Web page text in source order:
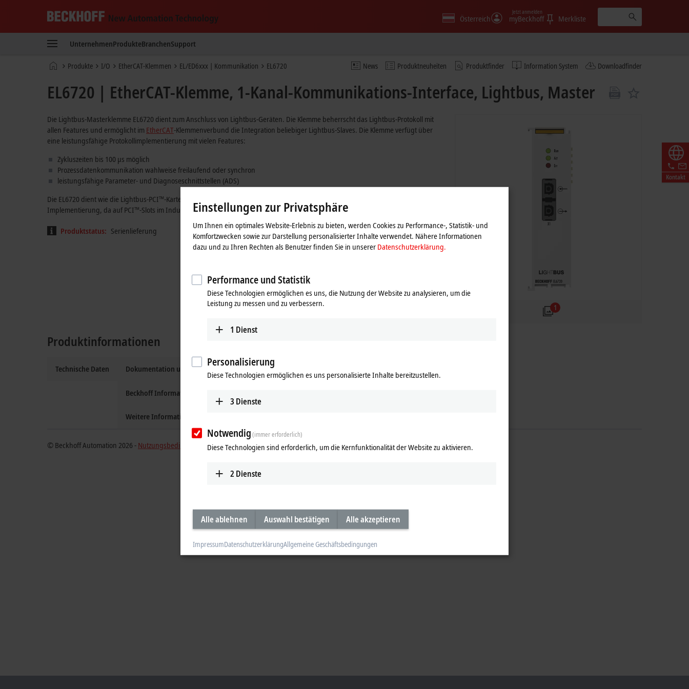
New
Technology
Österreich myBeckhoff
Jetzt anmelden
Merkliste
UnternehmenProdukteBranchenSupport
News Produktneuheiten Produktfinder Information System Downloadfinder
StartseiteProdukte I/O EtherCAT-Klemmen EL/ED6xxx | Kommunikation EL6720
Kontakt
EL6720 | EtherCAT-Klemme, 1-Kanal-Kommunikations-Interface, Lightbus, Master
1
Die Lightbus-Masterklemme EL6720 dient zum Anschluss von Lightbus-Geräten. Die Klemme beherrscht das Lightbus-Protokoll mit
allen Features und ermöglicht im EtherCAT-Klemmenverbund die Integration beliebiger Lightbus-Slaves. Die Klemme verfügt über
eine leistungsfähige Protokollimplementierung mit vielen Features:
Zykluszeiten bis 100 µs möglich
Prozessdatenkommunikation wahlweise freilaufend oder synchron
leistungsfähige Parameter- und Diagnoseschnittstellen (ADS)
Die EL6720 dient wie die Lightbus-PCI™-Karte FC2001 zum Anschluss an Lightbus-Netzwerke, ermöglicht aber eine platzsparende
Implementierung, da auf PCI™-Slots im Industrie-PC verzichtet werden kann.
Produktstatus: Serienlieferung
Produktinformationen
Technische Daten Dokumentation und Downloads
Beckhoff Information System
Weitere Informationen
© Beckhoff Automation 2026 - Nutzungsbedingungen
Einstellungen zur Privatsphäre
Um Ihnen ein optimales Website-Erlebnis zu bieten, werden Cookies zu Performance-, Statistik- und
Komfortzwecken sowie zur Darstellung personalisierter Inhalte verwendet. Nähere Informationen
dazu und zu Ihren Rechten als Benutzer finden Sie in unserer Datenschutzerklärung.
Performance und Statistik
Diese Technologien ermöglichen es uns, die Nutzung der Website zu analysieren, um die
Leistung zu messen und zu verbessern.
1 Dienst
Personalisierung
Diese Technologien ermöglichen es uns personalisierte Inhalte bereitzustellen.
3 Dienste
Notwendig(immer erforderlich)
Diese Technologien sind erforderlich, um die Kernfunktionalität der Website zu aktivieren.
2 Dienste
Alle ablehnen Auswahl bestätigen Alle akzeptieren
ImpressumDatenschutzerklärungAllgemeine Geschäftsbedingungen